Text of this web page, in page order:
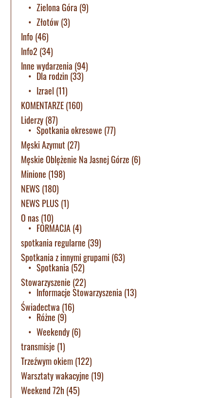
Zielona Góra (9)
Złotów (3)
Info (46)
Info2 (34)
Inne wydarzenia (94)
Dla rodzin (33)
Izrael (11)
KOMENTARZE(160)
Liderzy(87)
Spotkania okresowe (77)
Męski Azymut (27)
Męskie Oblężenie Na Jasnej Górze (6)
Minione (198)
NEWS (180)
NEWS PLUS (1)
O nas(10)
FORMACJA(4)
spotkania regularne (39)
Spotkania z innymi grupami (63)
Spotkania (52)
Stowarzyszenie (22)
Informacje Stowarzyszenia (13)
Świadectwa (16)
Różne (9)
Weekendy(6)
transmisje (1)
Trzeźwym okiem(122)
Warsztaty wakacyjne (19)
Weekend 72h(45)